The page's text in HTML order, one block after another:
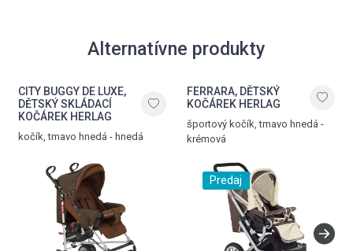
Alternatívne produkty
CITY BUGGY DE LUXE,
DĚTSKÝ SKLÁDACÍ
KOČÁREK HERLAG
kočík, tmavo hnedá - hnedá
FERRARA, DĚTSKÝ
KOČÁREK HERLAG
športový kočík, tmavo hnedá -
krémová
Predaj